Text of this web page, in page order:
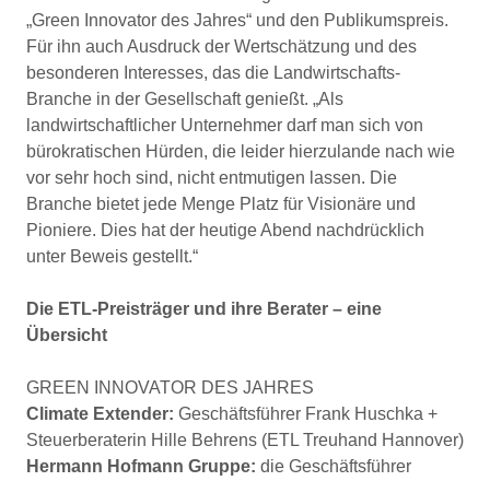
„Green Innovator des Jahres“ und den Publikumspreis.
Für ihn auch Ausdruck der Wertschätzung und des
besonderen Interesses, das die Landwirtschafts-
Branche in der Gesellschaft genießt. „Als
landwirtschaftlicher Unternehmer darf man sich von
bürokratischen Hürden, die leider hierzulande nach wie
vor sehr hoch sind, nicht entmutigen lassen. Die
Branche bietet jede Menge Platz für Visionäre und
Pioniere. Dies hat der heutige Abend nachdrücklich
unter Beweis gestellt.“
Die ETL-Preisträger und ihre Berater – eine
Übersicht
GREEN INNOVATOR DES JAHRES
Climate Extender: Geschäftsführer Frank Huschka +
Steuerberaterin Hille Behrens (ETL Treuhand Hannover)
Hermann Hofmann Gruppe: die Geschäftsführer